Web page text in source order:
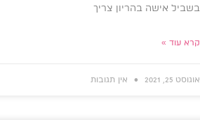
בשביל אישה בהריון צריך
קרא עוד »
אוגוסט 25, 2021 אין תגובות